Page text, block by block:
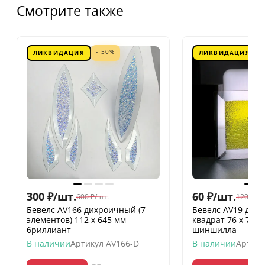
Смотрите также
ЛИКВИДАЦИЯ - 50%
300 ₽/шт.600 ₽/шт.
Бевелс AV166 дихроичный (7
элементов) 112 х 645 мм
бриллиант
В наличииАртикул AV166-D
ЛИКВИДАЦИЯ
60 ₽/шт.120
Бевелс AV19
квадрат 76 х 76
шиншилла
В наличии